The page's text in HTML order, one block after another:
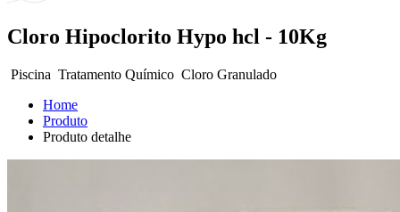
Cloro Hipoclorito Hypo hcl - 10Kg
Piscina Tratamento Químico Cloro Granulado
Home
Produto
Produto detalhe